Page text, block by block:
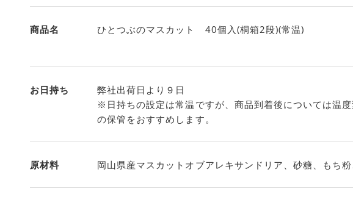
商品名 ひとつぶのマスカット 40個入(桐箱2段)(常温)
お日持ち
弊社出荷日より９日
※日持ちの設定は常温ですが、商品到着後については温
の保管をおすすめします。
原材料 岡山県産マスカットオブアレキサンドリア、砂糖、もち